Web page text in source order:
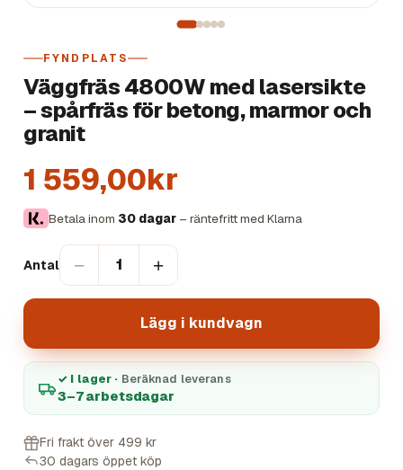
FYNDPLATS
Väggfräs 4800W med lasersikte
– spårfräs för betong, marmor och
granit
1 559,00kr
Betala inom 30 dagar – räntefritt med Klarna
Antal − 1 +
Lägg i kundvagn
✓ I lager · Beräknad leverans
3–7 arbetsdagar
Fri frakt över 499 kr
30 dagars öppet köp